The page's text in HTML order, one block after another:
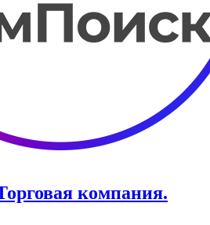
компания.